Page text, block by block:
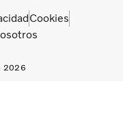
2026
Cookies